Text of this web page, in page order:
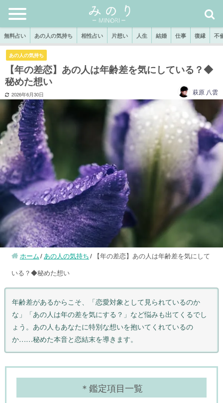
無料占い あの人の気持ち 相性占い 片想い 人生 結婚 仕事 復縁 不
あの人の気持ち
【年の差恋】あの人は年齢差を気にしている？◆
秘めた想い
2026年6月30日 萩原 八雲
ホーム あの人の気持ち
【年の差恋】あの人は年齢差を気にして
いる？◆秘めた想い
年齢差があるからこそ、「恋愛対象として見られているのか
な」「あの人は年の差を気にする？」など悩みも出てくるでし
ょう。あの人もあなたに特別な想いを抱いてくれているの
か……秘めた本音と恋結末を導きます。
＊鑑定項目一覧